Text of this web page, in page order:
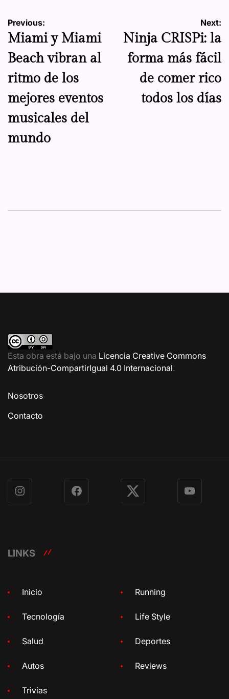
Navegación
de
entradas
Previous:
Miami y Miami
Beach vibran al
ritmo de los
mejores eventos
musicales del
mundo
Next:
Ninja CRISPi: la
forma más fácil
de comer rico
todos los días
Esta obra está bajo una Licencia Creative Commons
Atribución-CompartirIgual 4.0 Internacional.
Nosotros
Contacto
Instagram Facebook X YouTube
LINKS
Inicio Running
Tecnología Life Style
Salud Deportes
Autos Reviews
Trivias